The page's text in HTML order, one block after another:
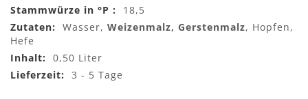
18,5
Wasser, Weizenmalz, Gerstenmalz, Hopfen,
Hefe
0,50 Liter
3 - 5 Tage